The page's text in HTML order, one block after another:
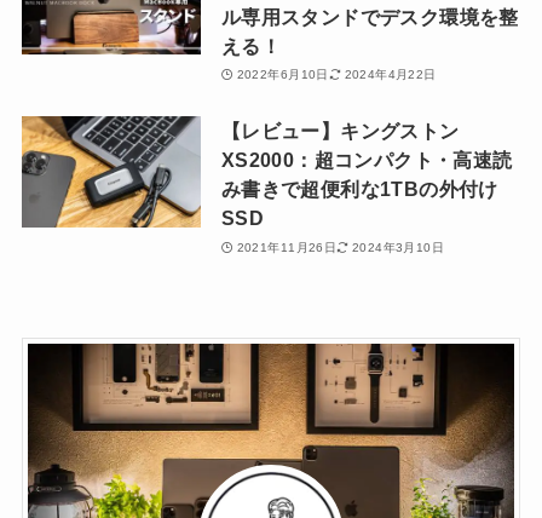
ル専用スタンドでデスク環境を整
える！
2022年6月10日 2024年4月22日
【レビュー】キングストン
XS2000：超コンパクト・高速読
み書きで超便利な1TBの外付け
SSD
2021年11月26日 2024年3月10日